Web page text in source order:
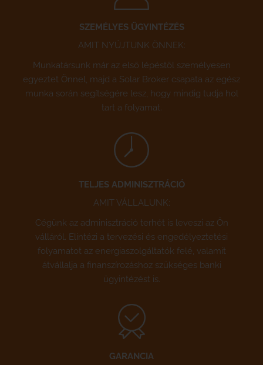
SZEMÉLYES ÜGYINTÉZÉS
AMIT NYÚJTUNK ÖNNEK:
Munkatársunk már az első lépéstől személyesen
egyeztet Önnel, majd a Solar Broker csapata az egész
munka során segítségére lesz, hogy mindig tudja hol
tart a folyamat.
TELJES ADMINISZTRÁCIÓ
AMIT VÁLLALUNK:
Cégünk az adminisztráció terhét is leveszi az Ön
válláról. Elintézi a tervezési és engedélyeztetési
folyamatot az energiaszolgáltatók felé, valamit
átvállalja a finanszírozáshoz szükséges banki
ügyintézést is.
GARANCIA